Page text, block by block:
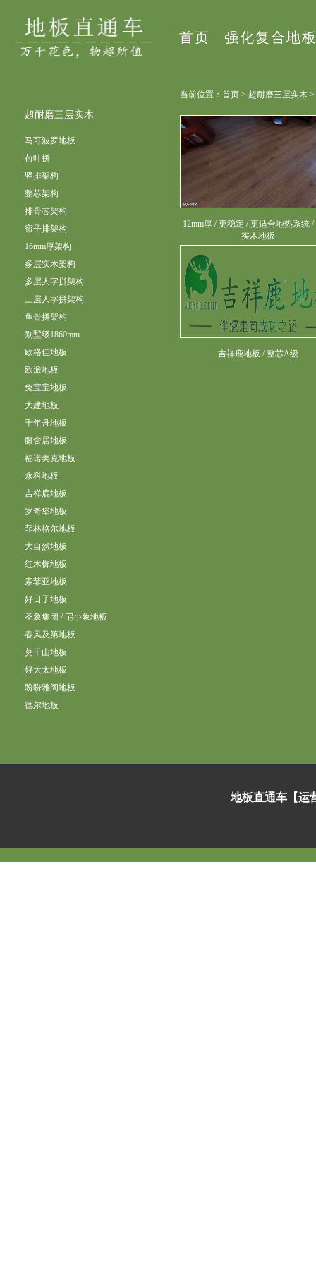
首页 强化复合地
超耐磨三层实木
马可波罗地板
荷叶拼
竖排架构
整芯架构
排骨芯架构
帘子排架构
16mm厚架构
多层实木架构
多层人字拼架构
三层人字拼架构
鱼骨拼架构
别墅级1860mm
欧格佳地板
欧派地板
兔宝宝地板
大建地板
千年舟地板
藤舍居地板
福诺美克地板
永科地板
吉祥鹿地板
罗奇堡地板
菲林格尔地板
大自然地板
红木樨地板
索菲亚地板
好日子地板
圣象集团 / 宅小象地板
春风及第地板
莫干山地板
好太太地板
盼盼雅阁地板
德尔地板
当前位置：首页 > 超耐磨三层实木
12mm厚 / 更稳定 / 更适合地热系统
实木地板
吉祥鹿地板 / 整芯A级
地板直通车【运